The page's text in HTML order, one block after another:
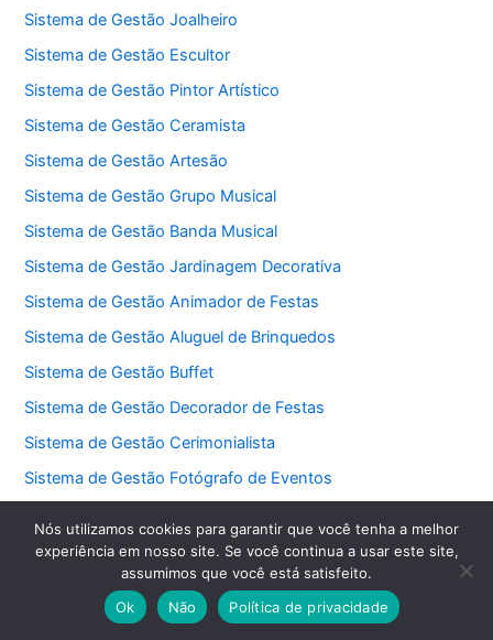
Sistema de Gestão Joalheiro
Sistema de Gestão Escultor
Sistema de Gestão Pintor Artístico
Sistema de Gestão Ceramista
Sistema de Gestão Artesão
Sistema de Gestão Grupo Musical
Sistema de Gestão Banda Musical
Sistema de Gestão Jardinagem Decorativa
Sistema de Gestão Animador de Festas
Sistema de Gestão Aluguel de Brinquedos
Sistema de Gestão Buffet
Sistema de Gestão Decorador de Festas
Sistema de Gestão Cerimonialista
Sistema de Gestão Fotógrafo de Eventos
Sistema de Gestão Consultor de Vendas
Sistema de Gestão Afiliado Digital
Sistema de Gestão Revendedor de Roupas
Nós utilizamos cookies para garantir que você tenha a melhor
experiência em nosso site. Se você continua a usar este site,
assumimos que você está satisfeito.
Ok
Não Política de privacidade